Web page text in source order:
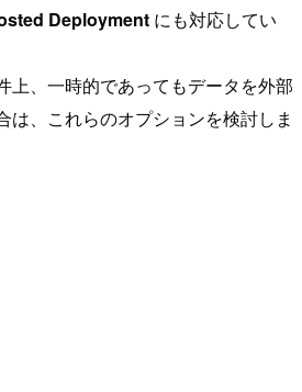
Deployment にも対応してい
上、一時的であってもデータを外部
は、これらのオプションを検討しま